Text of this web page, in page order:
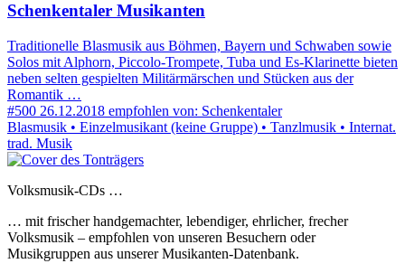
Schenkentaler Musikanten
Traditionelle Blasmusik aus Böhmen, Bayern und Schwaben sowie
Solos mit Alphorn, Piccolo-Trompete, Tuba und Es-Klarinette bieten
neben selten gespielten Militärmärschen und Stücken aus der
Romantik …
#500 26.12.2018 empfohlen von: Schenkentaler
Blasmusik • Einzelmusikant (keine Gruppe) • Tanzlmusik • Internat.
trad. Musik
Volksmusik-CDs …
… mit frischer handgemachter, lebendiger, ehrlicher, frecher
Volksmusik – empfohlen von unseren Besuchern oder
Musikgruppen aus unserer Musikanten-Datenbank.